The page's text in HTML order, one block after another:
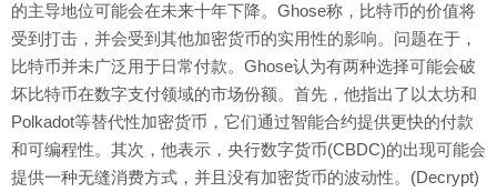
的主导地位可能会在未来十年下降。Ghose称，比特币的价值将
受到打击，并会受到其他加密货币的实用性的影响。问题在于，
比特币并未广泛用于日常付款。Ghose认为有两种选择可能会破
坏比特币在数字支付领域的市场份额。首先，他指出了以太坊和
Polkadot等替代性加密货币，它们通过智能合约提供更快的付款
和可编程性。其次，他表示，央行数字货币(CBDC)的出现可能会
提供一种无缝消费方式，并且没有加密货币的波动性。(Decrypt)